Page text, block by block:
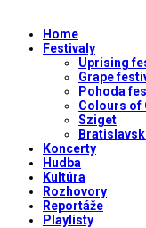
Home
Festivaly
Uprising
Grape
Pohoda
Colours of
Sziget
Koncerty
Hudba
Kultúra
Rozhovory
Reportáže
Playlisty